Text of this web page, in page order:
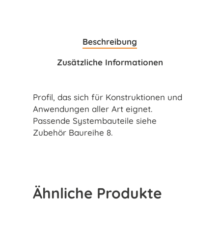
Beschreibung
Zusätzliche Informationen
Profil, das sich für Konstruktionen und
Anwendungen aller Art eignet.
Passende Systembauteile siehe
Zubehör Baureihe 8.
Ähnliche Produkte